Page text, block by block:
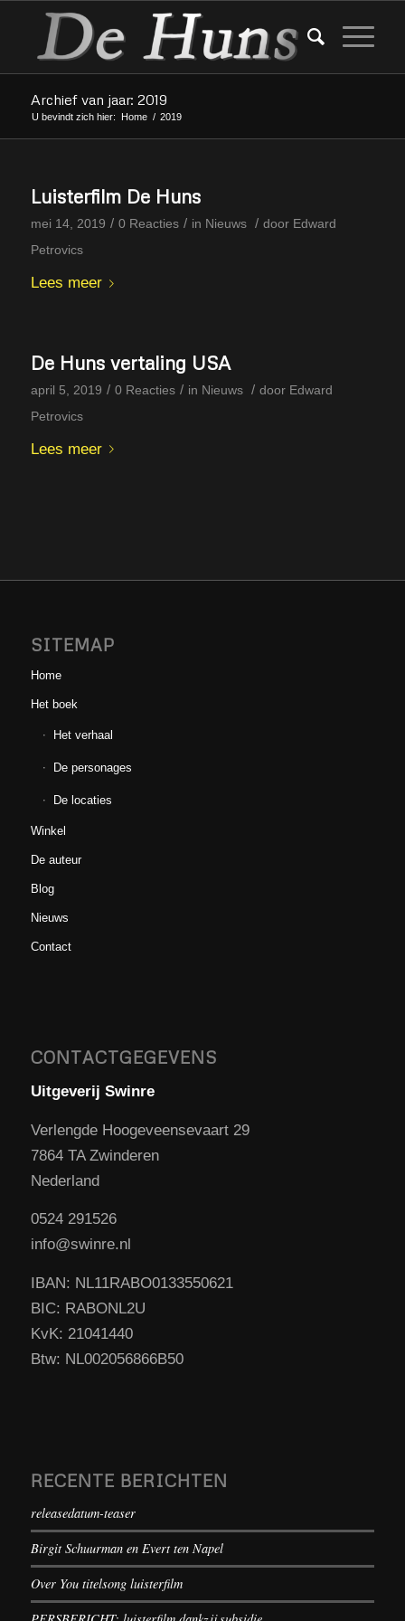
Archief van jaar: 2019
U bevindt zich hier: Home / 2019
Luisterfilm De Huns
mei 14, 2019 / 0 Reacties / in Nieuws / door Edward
Petrovics
Lees meer
De Huns vertaling USA
april 5, 2019 / 0 Reacties / in Nieuws / door Edward
Petrovics
Lees meer
SITEMAP
Home
Het boek
Het verhaal
De personages
De locaties
Winkel
De auteur
Blog
Nieuws
Contact
CONTACTGEGEVENS
Uitgeverij Swinre
Verlengde Hoogeveensevaart 29
7864 TA Zwinderen
Nederland
0524 291526
info@swinre.nl
IBAN: NL11RABO0133550621
BIC: RABONL2U
KvK: 21041440
Btw: NL002056866B50
RECENTE BERICHTEN
releasedatum-teaser
Birgit Schuurman en Evert ten Napel
Over You titelsong luisterfilm